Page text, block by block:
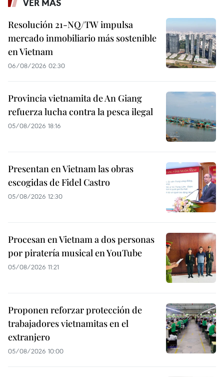
VER MÁS
Resolución 21-NQ/TW impulsa
mercado inmobiliario más sostenible
en Vietnam
06/08/2026 02:30
Provincia vietnamita de An Giang
refuerza lucha contra la pesca ilegal
05/08/2026 18:16
Presentan en Vietnam las obras
escogidas de Fidel Castro
05/08/2026 12:30
Procesan en Vietnam a dos personas
por piratería musical en YouTube
05/08/2026 11:21
Proponen reforzar protección de
trabajadores vietnamitas en el
extranjero
05/08/2026 10:00